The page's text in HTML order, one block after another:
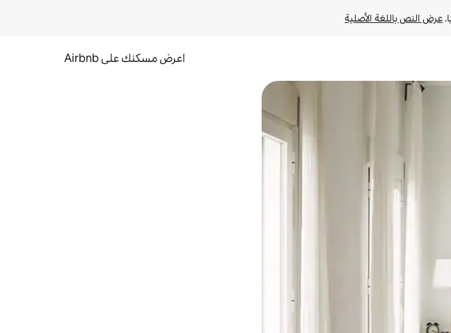
عرض النص باللغة الأصلية
اعرض مسكنك على Airbnb